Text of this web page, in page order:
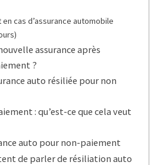
cas d’assurance automobile
assurance après
?
auto résiliée pour non
: qu’est-ce que cela veut
auto pour non-paiement
de parler de résiliation auto